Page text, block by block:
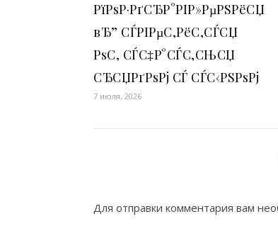
РїРѕР·РґСЂР°РІР»РµРЅРёСЏ
вЂ” СЃРІРµС‚РёС‚СЃСЏ
РѕС‚ СЃС‡Р°СЃС‚СЊСЏ
СЂСЏРґРѕРј СЃ СЃС‹РЅРѕРј
7 июля, 2026
Для отправки комментария вам